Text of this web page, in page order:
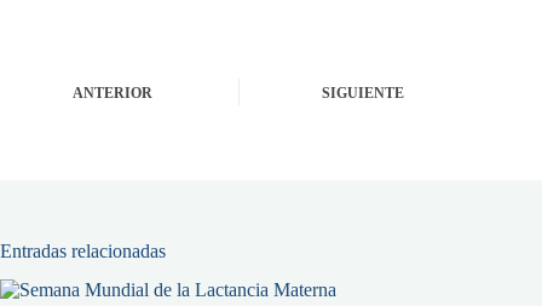
ANTERIOR SIGUIENTE
Entradas relacionadas